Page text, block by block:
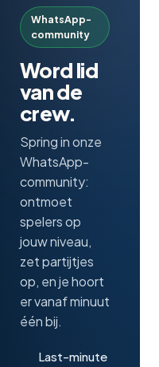
WhatsApp-
community
Word lid
van de
crew.
Spring in onze
WhatsApp-
community:
ontmoet
spelers op
jouw niveau,
zet partijtjes
op, en je hoort
er vanaf minuut
één bij.
Last-minute